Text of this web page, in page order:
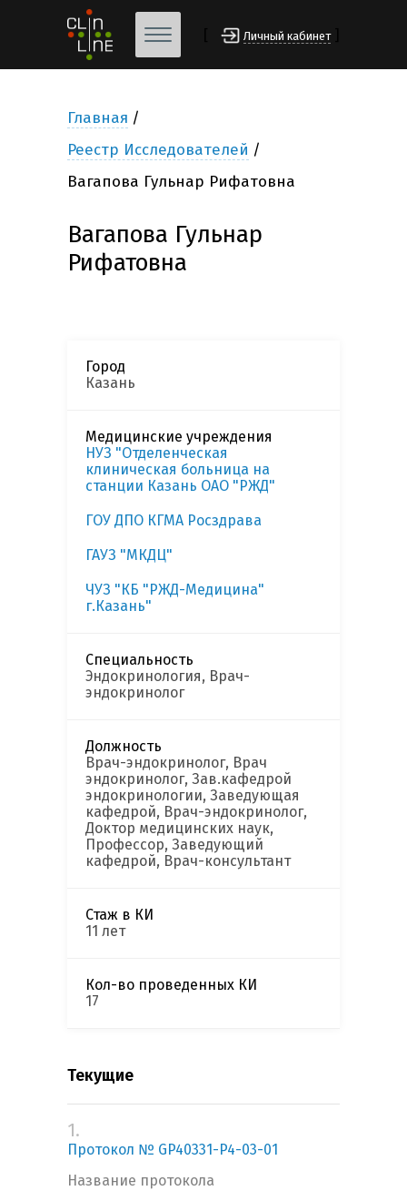
Личный кабинет
Главная
Реестр Исследователей
Вагапова Гульнар Рифатовна
Вагапова Гульнар
Рифатовна
Город
Казань
Медицинские учреждения
НУЗ "Отделенческая
клиническая больница на
станции Казань ОАО "РЖД"
ГОУ ДПО КГМА Росздрава
ГАУЗ "МКДЦ"
ЧУЗ "КБ "РЖД-Медицина"
г.Казань"
Специальность
Эндокринология, Врач-
эндокринолог
Должность
Врач-эндокринолог, Врач
эндокринолог, Зав.кафедрой
эндокринологии, Заведующая
кафедрой, Врач-эндокринолог,
Доктор медицинских наук,
Профессор, Заведующий
кафедрой, Врач-консультант
Стаж в КИ
11 лет
Кол-во проведенных КИ
17
Текущие
1.
Протокол № GP40331-P4-03-01
Название протокола